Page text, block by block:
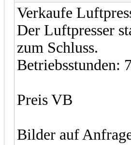
Verkaufe
Der Luftpresser
zum Schluss.
Betriebsstunden:
Preis VB
Bilder auf